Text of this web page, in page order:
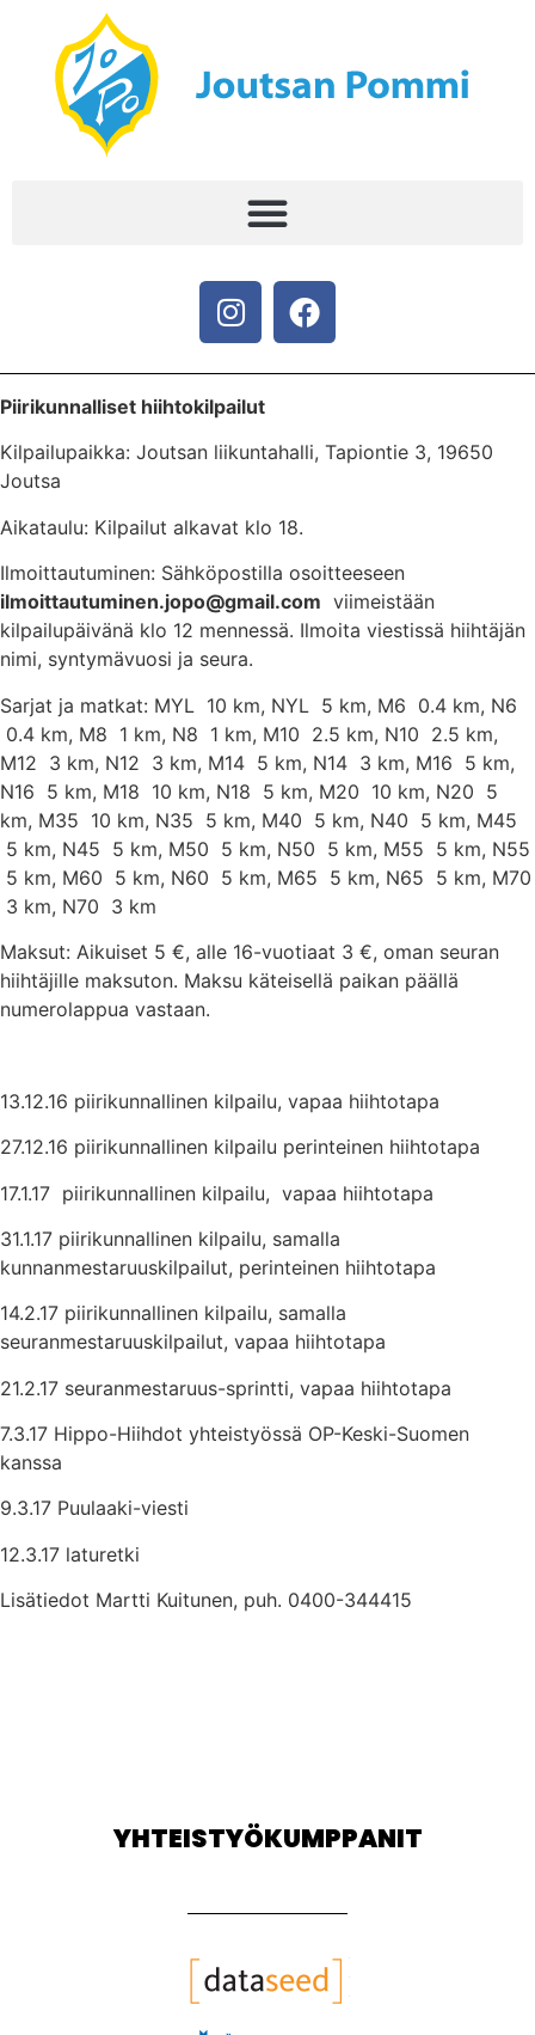
Piirikunnalliset hiihtokilpailut
Kilpailupaikka: Joutsan liikuntahalli, Tapiontie 3, 19650
Joutsa
Aikataulu: Kilpailut alkavat klo 18.
Ilmoittautuminen: Sähköpostilla osoitteeseen
ilmoittautuminen.jopo@gmail.com viimeistään
kilpailupäivänä klo 12 mennessä. Ilmoita viestissä hiihtäjän
nimi, syntymävuosi ja seura.
Sarjat ja matkat: MYL 10 km, NYL 5 km, M6 0.4 km, N6
0.4 km, M8 1 km, N8 1 km, M10 2.5 km, N10 2.5 km,
M12 3 km, N12 3 km, M14 5 km, N14 3 km, M16 5 km,
N16 5 km, M18 10 km, N18 5 km, M20 10 km, N20 5
km, M35 10 km, N35 5 km, M40 5 km, N40 5 km, M45
5 km, N45 5 km, M50 5 km, N50 5 km, M55 5 km, N55
5 km, M60 5 km, N60 5 km, M65 5 km, N65 5 km, M70
3 km, N70 3 km
Maksut: Aikuiset 5 €, alle 16-vuotiaat 3 €, oman seuran
hiihtäjille maksuton. Maksu käteisellä paikan päällä
numerolappua vastaan.
13.12.16 piirikunnallinen kilpailu, vapaa hiihtotapa
27.12.16 piirikunnallinen kilpailu perinteinen hiihtotapa
17.1.17 piirikunnallinen kilpailu, vapaa hiihtotapa
31.1.17 piirikunnallinen kilpailu, samalla
kunnanmestaruuskilpailut, perinteinen hiihtotapa
14.2.17 piirikunnallinen kilpailu, samalla
seuranmestaruuskilpailut, vapaa hiihtotapa
21.2.17 seuranmestaruus-sprintti, vapaa hiihtotapa
7.3.17 Hippo-Hiihdot yhteistyössä OP-Keski-Suomen
kanssa
9.3.17 Puulaaki-viesti
12.3.17 laturetki
Lisätiedot Martti Kuitunen, puh. 0400-344415
YHTEISTYÖKUMPPANIT